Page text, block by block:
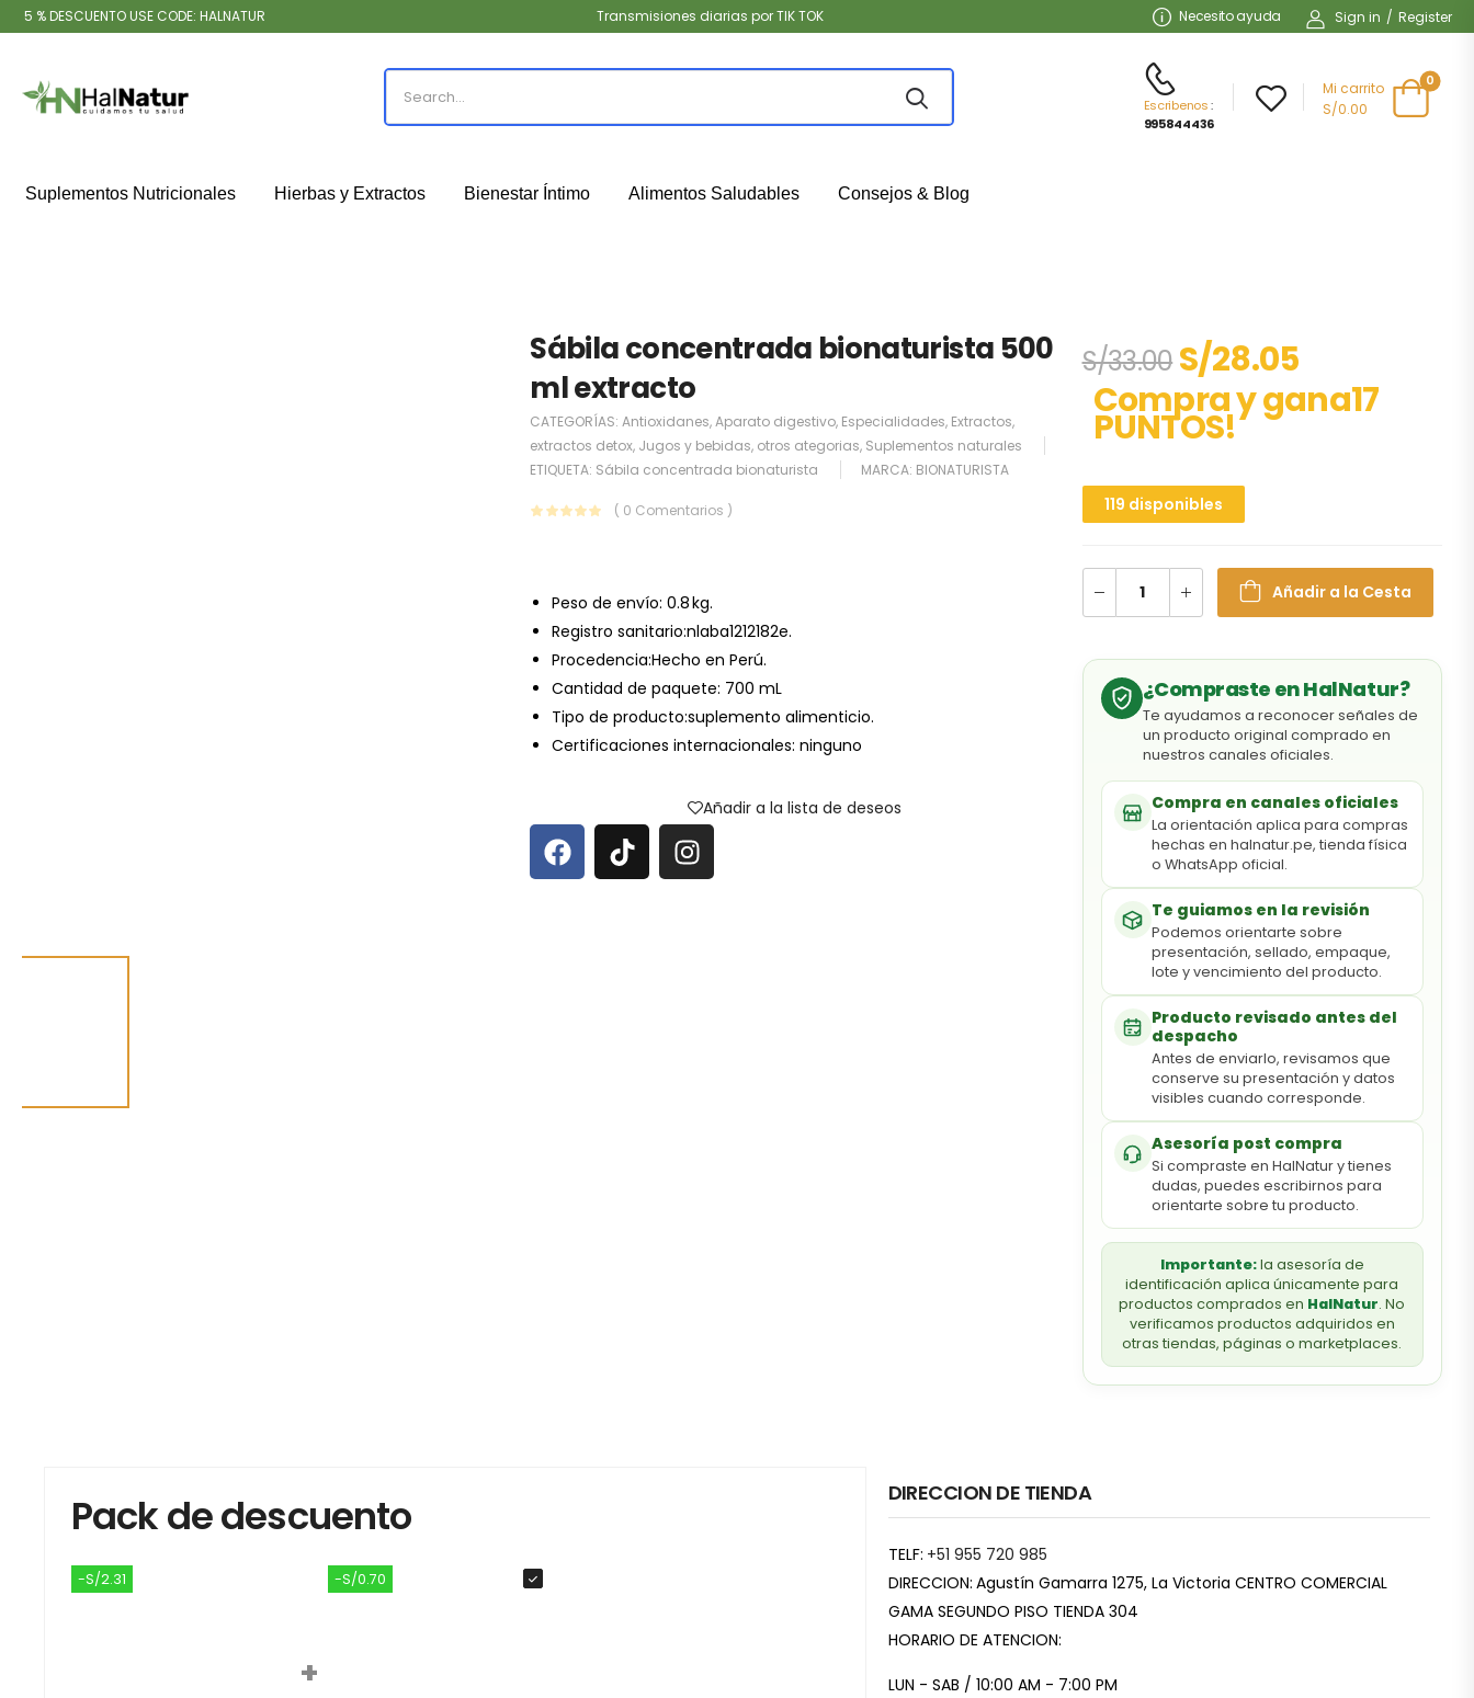
5 % DESCUENTO USE CODE: HALNATUR Transmisiones diarias por TIK TOK Necesito ayuda Sign in / Register
Escribenos:
995844436
Mi carrito
S/0.00
0
Suplementos Nutricionales Hierbas y Extractos Bienestar Íntimo Alimentos Saludables Consejos & Blog
Sábila concentrada bionaturista 500
ml extracto
CATEGORÍAS:Antioxidanes,Aparato digestivo, Especialidades, Extractos,
extractos detox, Jugos y bebidas, otros ategorias, Suplementos naturales
ETIQUETA: Sábila concentrada bionaturista MARCA: BIONATURISTA
( 0 Comentarios )
Peso de envío: 0.8 kg.
Registro sanitario:nlaba1212182e.
Procedencia:Hecho en Perú.
Cantidad de paquete: 700 mL
Tipo de producto:suplemento alimenticio.
Certificaciones internacionales: ninguno
Añadir a la lista de deseos
S/33.00 S/28.05
Compra y gana17
PUNTOS!
119 disponibles
Añadir a la Cesta
¿Compraste en HalNatur?
Te ayudamos a reconocer señales de
un producto original comprado en
nuestros canales oficiales.
Compra en canales oficiales
La orientación aplica para compras
hechas en halnatur.pe, tienda física
o WhatsApp oficial.
Te guiamos en la revisión
Podemos orientarte sobre
presentación, sellado, empaque,
lote y vencimiento del producto.
Producto revisado antes del
despacho
Antes de enviarlo, revisamos que
conserve su presentación y datos
visibles cuando corresponde.
Asesoría post compra
Si compraste en HalNatur y tienes
dudas, puedes escribirnos para
orientarte sobre tu producto.
Importante:la asesoría de
identificación aplica únicamente para
productos comprados en HalNatur. No
verificamos productos adquiridos en
otras tiendas, páginas o marketplaces.
Pack de descuento
-S/2.31
+
-S/0.70
DIRECCION DE TIENDA
TELF: +51 955 720 985
DIRECCION: Agustín Gamarra 1275, La Victoria CENTRO COMERCIAL
GAMA SEGUNDO PISO TIENDA 304
HORARIO DE ATENCION:
LUN - SAB / 10:00 AM - 7:00 PM